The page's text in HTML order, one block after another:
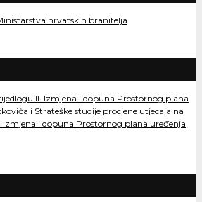
hrvatskih branitelja
II. Izmjena i dopuna Prostornog plana
i Strateške studije procjene utjecaja na
Izmjena i dopuna Prostornog plana uređenja